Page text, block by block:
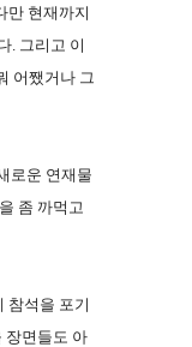
만 현재까지
. 그리고 이
어쨌거나 그
로운 연재물
좀 까먹고
참석을 포기
장면들도 아